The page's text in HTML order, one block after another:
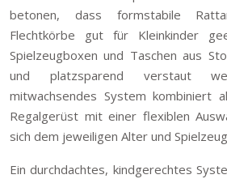
betonen, dass formstabile
Flechtkörbe gut für Kleinkinder
Spielzeugboxen und Taschen aus
und platzsparend verstaut
mitwachsendes System kombiniert
Regalgerüst mit einer flexiblen
sich dem jeweiligen Alter und
Ein durchdachtes, kindgerechtes